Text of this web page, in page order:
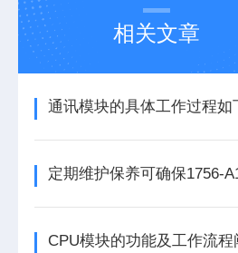
相关文章
通讯模块的具体工作过程如
CPU模块的功能及工作流程